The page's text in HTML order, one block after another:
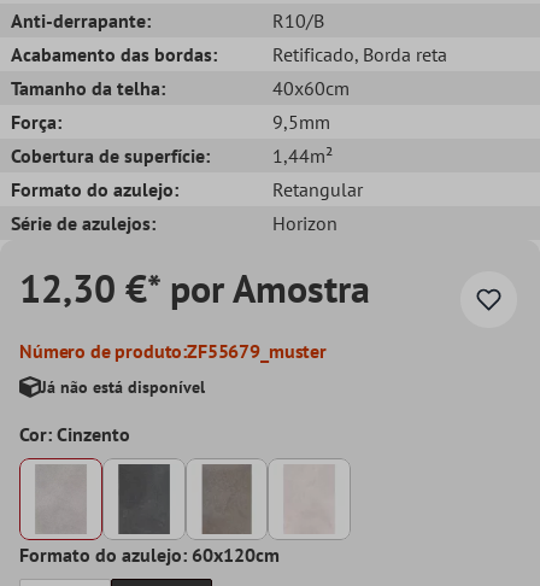
Anti-derrapante:
R10/B
Acabamento das bordas:
Retificado, Borda reta
Tamanho da telha:
40x60cm
Força:
9,5mm
Cobertura de superfície:
1,44m²
Formato do azulejo:
Retangular
Série de azulejos:
Horizon
12,30 €* por Amostra
Número de produto:ZF55679_muster
Já não está disponível
Cor: Cinzento
Formato do azulejo: 60x120cm